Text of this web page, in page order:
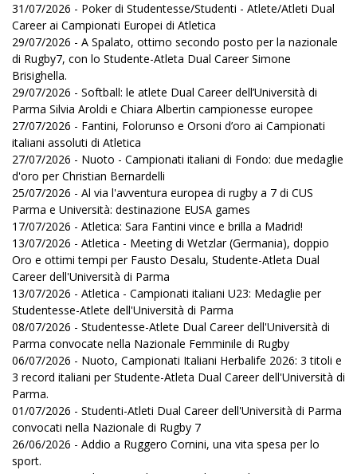
31/07/2026 - Poker di Studentesse/Studenti - Atlete/Atleti Dual
Career ai Campionati Europei di Atletica
29/07/2026 - A Spalato, ottimo secondo posto per la nazionale
di Rugby7, con lo Studente-Atleta Dual Career Simone
Brisighella.
29/07/2026 - Softball: le atlete Dual Career dell’Università di
Parma Silvia Aroldi e Chiara Albertin campionesse europee
27/07/2026 - Fantini, Folorunso e Orsoni d’oro ai Campionati
italiani assoluti di Atletica
27/07/2026 - Nuoto - Campionati italiani di Fondo: due medaglie
d'oro per Christian Bernardelli
25/07/2026 - Al via l'avventura europea di rugby a 7 di CUS
Parma e Università: destinazione EUSA games
17/07/2026 - Atletica: Sara Fantini vince e brilla a Madrid!
13/07/2026 - Atletica - Meeting di Wetzlar (Germania), doppio
Oro e ottimi tempi per Fausto Desalu, Studente-Atleta Dual
Career dell'Università di Parma
13/07/2026 - Atletica - Campionati italiani U23: Medaglie per
Studentesse-Atlete dell'Università di Parma
08/07/2026 - Studentesse-Atlete Dual Career dell'Università di
Parma convocate nella Nazionale Femminile di Rugby
06/07/2026 - Nuoto, Campionati Italiani Herbalife 2026: 3 titoli e
3 record italiani per Studente-Atleta Dual Career dell'Università di
Parma.
01/07/2026 - Studenti-Atleti Dual Career dell'Università di Parma
convocati nella Nazionale di Rugby 7
26/06/2026 - Addio a Ruggero Cornini, una vita spesa per lo
sport.